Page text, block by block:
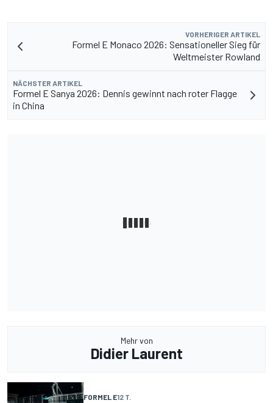
VORHERIGER ARTIKEL
Formel E Monaco 2026: Sensationeller Sieg für
Weltmeister Rowland
NÄCHSTER ARTIKEL
Formel E Sanya 2026: Dennis gewinnt nach roter Flagge
in China
Mehr von
Didier Laurent
FORMEL E12 T.